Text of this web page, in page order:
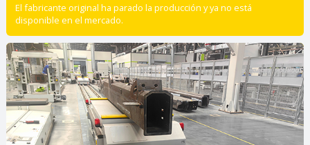
El fabricante original ha parado la producción y ya no está
disponible en el mercado.